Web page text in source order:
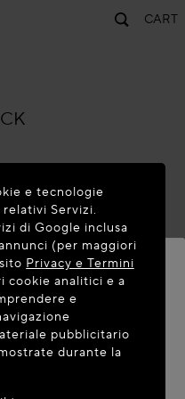
CART
ALAIA.COM
paese: United
la vostra posizione?
e tecnologie
Servizi.
di Google inclusa
(per maggiori
Privacy e Termini
cookie analitici e a
e
pubblicitario
durante la